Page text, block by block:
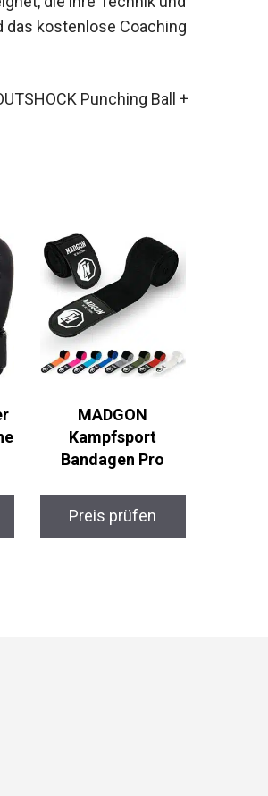
und das kostenlose
Wahl.
Punching Ball
MADGON
Kampfsport
Bandagen Pro
Preis prüfen